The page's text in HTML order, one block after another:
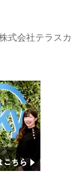
式会社テラスカ